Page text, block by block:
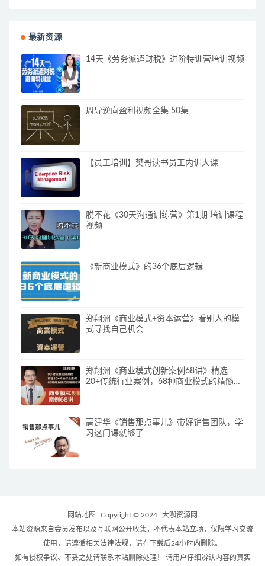
最新资源
14天《劳务派遣财税》进阶特训营培训视频
周导逆向盈利视频全集 50集
【员工培训】樊哥读书员工内训大课
脱不花《30天沟通训练营》第1期 培训课程
视频
《新商业模式》的36个底层逻辑
郑翔洲《商业模式+资本运营》看别人的模
式寻找自己机会
郑翔洲《商业模式创新案例68讲》精选
20+传统行业案例，68种商业模式的精髓与
高建华《销售那点事儿》带好销售团队，学
习这门课就够了
网站地图 Copyright © 2024
大咖资源网
本站资源来自会员发布以及互联网公开收集，不代表本站立场，仅限学习交流
使用，请遵循相关法律法规，请在下载后24小时内删除。
如有侵权争议、不妥之处请联系本站删除处理！ 请用户仔细辨认内容的真实